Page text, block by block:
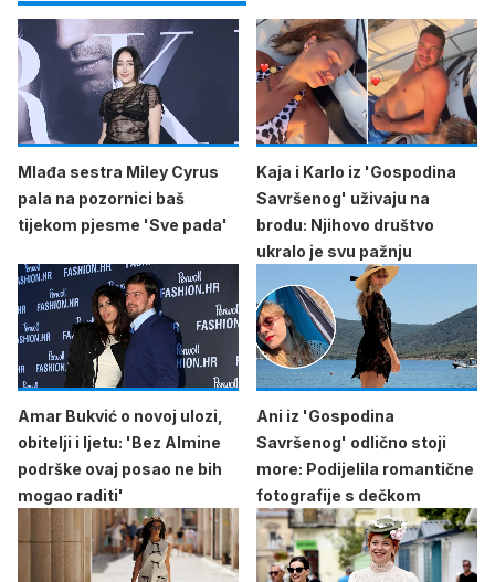
Mlađa sestra Miley Cyrus
pala na pozornici baš
tijekom pjesme 'Sve pada'
Kaja i Karlo iz 'Gospodina
Savršenog' uživaju na
brodu: Njihovo društvo
ukralo je svu pažnju
Amar Bukvić o novoj ulozi,
obitelji i ljetu: 'Bez Almine
podrške ovaj posao ne bih
mogao raditi'
Ani iz 'Gospodina
Savršenog' odlično stoji
more: Podijelila romantične
fotografije s dečkom